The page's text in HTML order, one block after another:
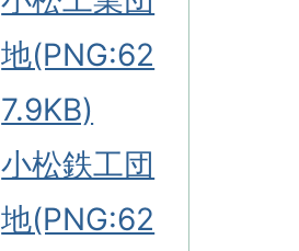
地(PNG:62
7.9KB)
小松鉄工団
地(PNG:62